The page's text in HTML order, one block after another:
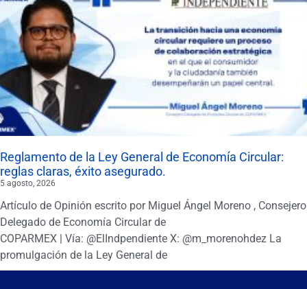
Reglamento de la Ley General de Economía Circular:
reglas claras, éxito asegurado.
5 agosto, 2026
Artículo de Opinión escrito por Miguel Ángel Moreno , Consejero
Delegado de Economía Circular de
COPARMEX | Vía: @ElIndpendiente X: @m_morenohdez La
promulgación de la Ley General de